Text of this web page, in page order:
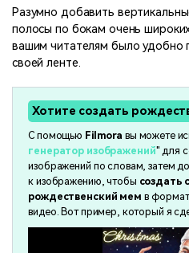
Разумно добавить
полосы по бокам очень
вашим читателям было удобно
своей ленте.
Хотите создать
С помощью Filmora вы можете
генератор изображений" для
изображений по словам, затем
к изображению, чтобы создать
рождественский мем в
видео. Вот пример, который я